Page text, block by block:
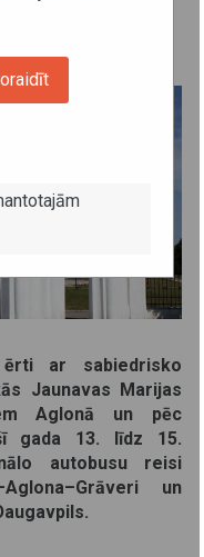
ar sabiedrisko
Jaunavas Marijas
Aglonā un pēc
gada 13. līdz 15.
autobusu reisi
un